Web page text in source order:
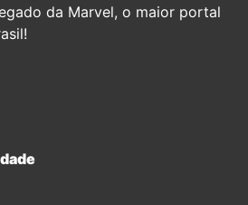
da Marvel, o maior portal